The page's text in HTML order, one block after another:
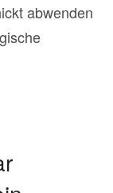
abwenden